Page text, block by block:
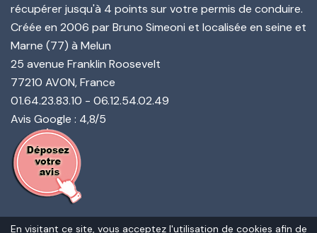
récupérer jusqu'à 4 points sur votre permis de conduire.
Créée en 2006 parBruno Simeoni et localisée en seine et
Marne (77) à Melun
25 avenue Franklin Roosevelt
77210 AVON, France
01.64.23.83.10 - 06.12.54.02.49
Avis Google : 4,8/5
En visitant ce site, vous acceptez l'utilisation de cookies afin de